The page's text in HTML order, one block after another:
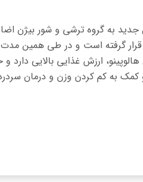
به گروه ترشی و شور بیژن
گرفته است و در طی همین مدت
ارزش غذایی بالایی
کمک به کم کردن وزن و درمان